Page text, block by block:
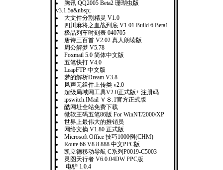
腾讯 QQ2005 Beta2 珊瑚虫版
v3.1.5a&nbsp;
大文件分割精灵 V1.0
四川麻将之血战到底 V1.01 Build 6 Beta1
极品列车时刻表 040705
唐诗三百首 V2.02 真人朗读版
周公解梦 V5.78
Foxmail 5.0 简体中文版
五笔快打 V4.0
LeapFTP 中文版
梦的解析Dream V3.8
风声无组件上传类 v2.0
超级局域网工具V2.0正式版+ 注册码
ipswitch.IMail Ｖ８.1官方正式版
酷网址全站免费下载
微软王码五笔86版 For WinNT/2000/XP
世界上最伟大的推销员
网络文摘 V1.80 正式版
Microsoft Office 技巧1000例(CHM)
Route 66 V8.8.888 中文PPC版
凯立德移动导航 C系列P0019-C5003
灵图天行者 V6.0.04DW PPC版
电驴 1.0.4